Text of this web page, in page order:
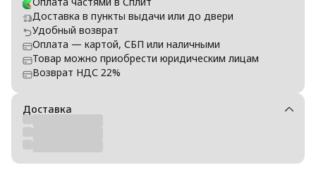
Доставка в пункты выдачи или до двери
Удобный возврат
Оплата — картой, СБП или наличными
Товар можно приобрести юридическим лицам
Возврат НДС 22%
Доставка